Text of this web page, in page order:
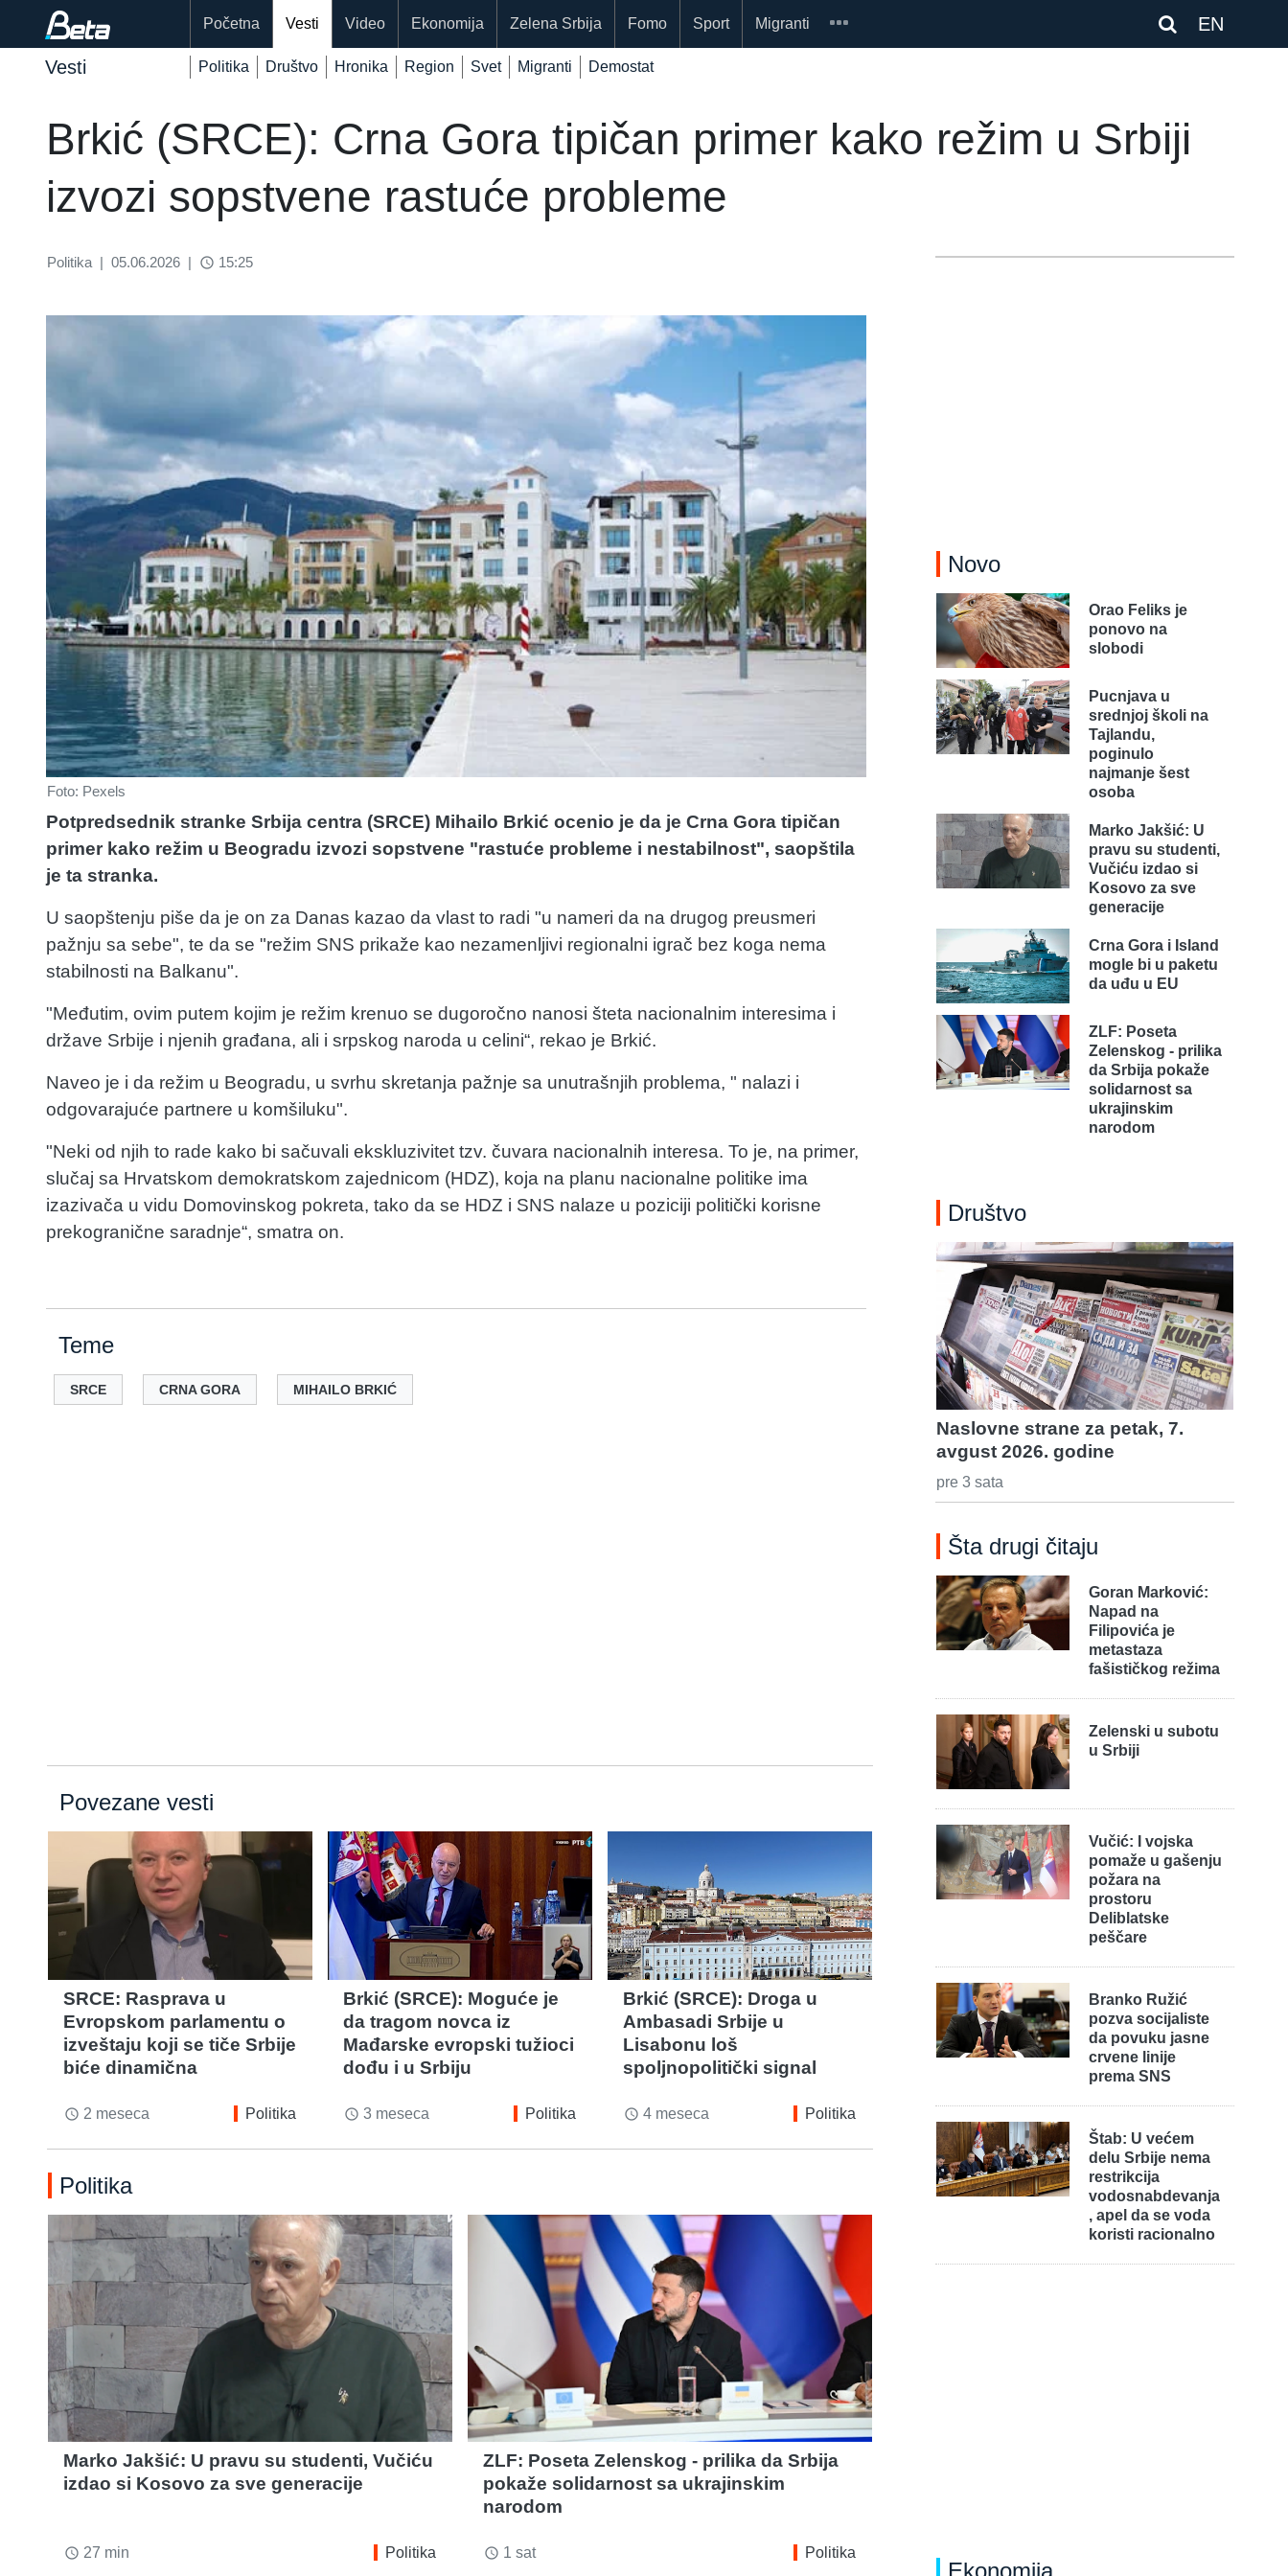
EN
Početna Vesti Video Ekonomija Zelena Srbija Fomo Sport Migranti
Vesti Politika Društvo Hronika Region Svet Migranti Demostat
Brkić (SRCE): Crna Gora tipičan primer kako režim u Srbiji
izvozi sopstvene rastuće probleme
Politika | 05.06.2026 | access_time 15:25
Foto: Pexels
Potpredsednik stranke Srbija centra (SRCE) Mihailo Brkić ocenio je da je Crna Gora tipičan
primer kako režim u Beogradu izvozi sopstvene "rastuće probleme i nestabilnost", saopštila
je ta stranka.
U saopštenju piše da je on za Danas kazao da vlast to radi "u nameri da na drugog preusmeri
pažnju sa sebe", te da se "režim SNS prikaže kao nezamenljivi regionalni igrač bez koga nema
stabilnosti na Balkanu".
"Međutim, ovim putem kojim je režim krenuo se dugoročno nanosi šteta nacionalnim interesima i
države Srbije i njenih građana, ali i srpskog naroda u celini“, rekao je Brkić.
Naveo je i da režim u Beogradu, u svrhu skretanja pažnje sa unutrašnjih problema, " nalazi i
odgovarajuće partnere u komšiluku".
"Neki od njih to rade kako bi sačuvali ekskluzivitet tzv. čuvara nacionalnih interesa. To je, na primer,
slučaj sa Hrvatskom demokratskom zajednicom (HDZ), koja na planu nacionalne politike ima
izazivača u vidu Domovinskog pokreta, tako da se HDZ i SNS nalaze u poziciji politički korisne
prekogranične saradnje“, smatra on.
Teme
SRCE CRNA GORA MIHAILO BRKIĆ
Povezane vesti
SRCE: Rasprava u
Evropskom parlamentu o
izveštaju koji se tiče Srbije
biće dinamična
access_time 2 meseca Politika
Brkić (SRCE): Moguće je
da tragom novca iz
Mađarske evropski tužioci
dođu i u Srbiju
access_time 3 meseca Politika
Brkić (SRCE): Droga u
Ambasadi Srbije u
Lisabonu loš
spoljnopolitički signal
access_time 4 meseca Politika
Politika
Marko Jakšić: U pravu su studenti, Vučiću
izdao si Kosovo za sve generacije
access_time 27 min Politika
ZLF: Poseta Zelenskog - prilika da Srbija
pokaže solidarnost sa ukrajinskim
narodom
access_time 1 sat Politika
Novo
Orao Feliks je
ponovo na
slobodi
Pucnjava u
srednjoj školi na
Tajlandu,
poginulo
najmanje šest
osoba
Marko Jakšić: U
pravu su studenti,
Vučiću izdao si
Kosovo za sve
generacije
Crna Gora i Island
mogle bi u paketu
da uđu u EU
ZLF: Poseta
Zelenskog - prilika
da Srbija pokaže
solidarnost sa
ukrajinskim
narodom
Društvo
Naslovne strane za petak, 7.
avgust 2026. godine
pre 3 sata
Šta drugi čitaju
Goran Marković:
Napad na
Filipovića je
metastaza
fašističkog režima
Zelenski u subotu
u Srbiji
Vučić: I vojska
pomaže u gašenju
požara na
prostoru
Deliblatske
peščare
Branko Ružić
pozva socijaliste
da povuku jasne
crvene linije
prema SNS
Štab: U većem
delu Srbije nema
restrikcija
vodosnabdevanja
, apel da se voda
koristi racionalno
Ekonomija